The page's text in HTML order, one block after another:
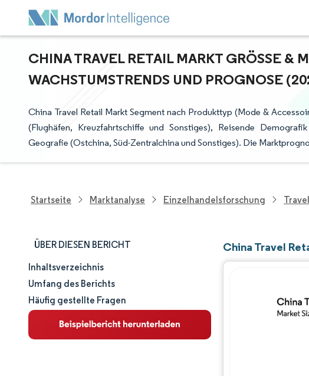
CHINA TRAVEL RETAIL MARKT GRÖSSE &
ACHSTUMSTRENDS UND PROGNOSE
China Travel Retail Markt Segment nach Produkttyp (Mode &
(Flughäfen, Kreuzfahrtschiffe und Sonstiges), Reisende
Geografie (Ostchina, Süd-Zentralchina und Sonstiges). Die
Startseite Marktanalyse Einzelhandelsforschung
ÜBER DIESEN BERICHT
Marktgröße und -anteil
Marktanalyse
Trends und Einblicke
Inhaltsverzeichnis
Umfang des Berichts
Häufig gestellte Fragen
China Travel